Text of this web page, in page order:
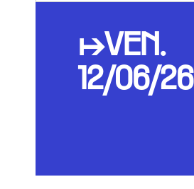
↦VEN.
12/06/26